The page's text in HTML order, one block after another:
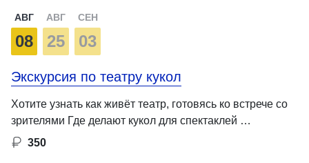
АВГ
08
АВГ
25
СЕН
03
Экскурсия по театру кукол
Хотите узнать как живёт театр, готовясь ко встрече со
зрителями Где делают кукол для спектаклей …
350